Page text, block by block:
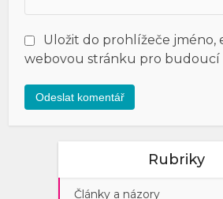
Uložit do prohlížeče jméno,
webovou stránku pro budoucí
Rubriky
Články a názory